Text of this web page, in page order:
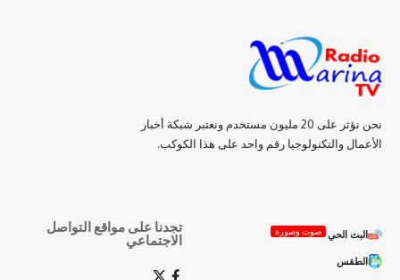
نحن نؤثر على 20 مليون مستخدم ونعتبر شبكة أخبار
الأعمال والتكنولوجيا رقم واحد على هذا الكوكب.
البث الحي صوت وصورة
الطقس
تجدنا على مواقع التواصل
الاجتماعي